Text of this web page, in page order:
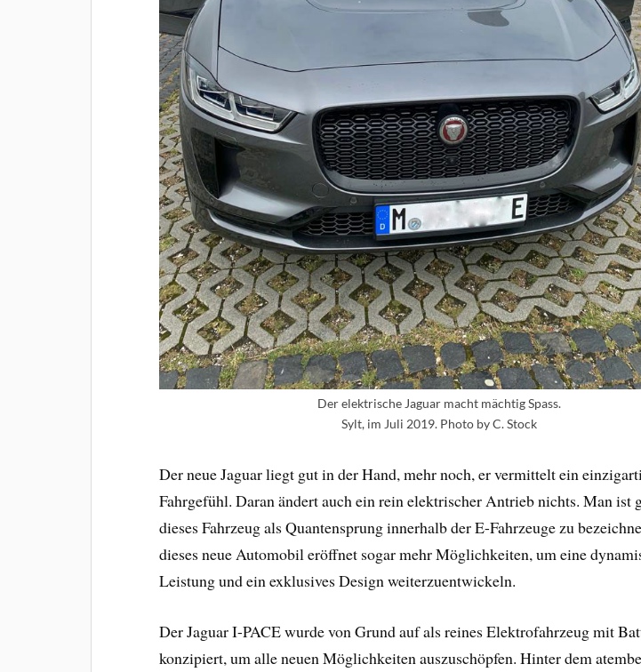
Der elektrische Jaguar macht mächtig Spass.
Sylt, im Juli 2019. Photo by C. Stock
Der neue Jaguar liegt gut in der Hand, mehr noch, er vermittelt ein
Fahrgefühl. Daran ändert auch ein rein elektrischer Antrieb nichts. Man ist
dieses Fahrzeug als Quantensprung innerhalb der E-Fahrzeuge zu
dieses neue Automobil eröffnet sogar mehr Möglichkeiten, um eine
Leistung und ein exklusives Design weiterzuentwickeln.
Der Jaguar I-PACE wurde von Grund auf als reines Elektrofahrzeug mit
konzipiert, um alle neuen Möglichkeiten auszuschöpfen. Hinter dem